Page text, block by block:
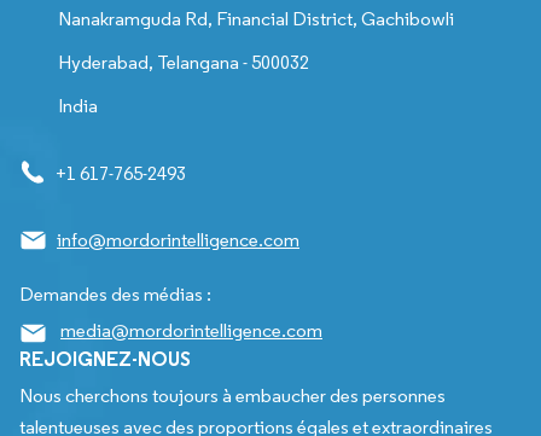
Nanakramguda Rd, Financial District, Gachibowli
Hyderabad, Telangana - 500032
India
+1 617-765-2493
info@mordorintelligence.com
Demandes des médias :
media@mordorintelligence.com
REJOIGNEZ-NOUS
Nous cherchons toujours à embaucher des personnes
talentueuses avec des proportions égales et extraordinaires